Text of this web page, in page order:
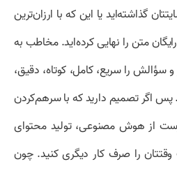
گذاشته‌اید یا این که با ارزان‌ترین
متن را نهایی کرده‌اید. مخاطب به
سؤالش را سریع، کامل، کوتاه، دقیق،
پس اگر تصمیم دارید که با سرهم‌کردن
از هوش مصنوعی، تولید محتوای
را صرف کار دیگری کنید. چون